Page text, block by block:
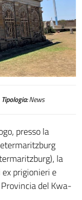
Tipologia:News
presso la
la
prigionieri e
del Kwa-